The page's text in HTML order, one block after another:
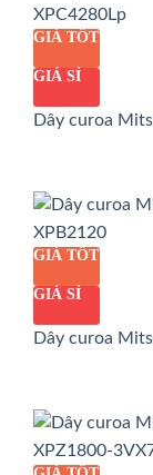
GIÁ TỐT
GIÁ SỈ
Dây curoa
GIÁ TỐT
GIÁ SỈ
Dây curoa